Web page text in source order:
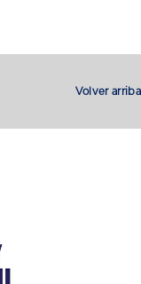
Volver arriba